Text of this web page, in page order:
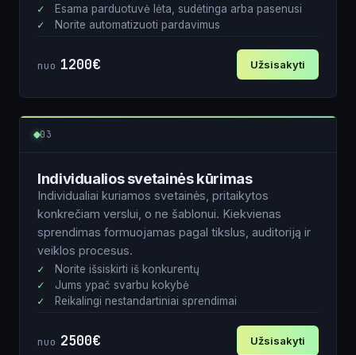
Esama parduotuvė lėta, sudėtinga arba pasenusi
Norite automatizuoti pardavimus
nuo 1200€ Užsisakyti
Vardas
El. paštas
Tel. nr.
03
Individualios svetainės kūrimas
Individualiai kuriamos svetainės, pritaikytos
konkrečiam verslui, o ne šablonui. Kiekvienas
sprendimas formuojamas pagal tikslus, auditoriją ir
veiklos procesus.
Norite išsiskirti iš konkurentų
Jums ypač svarbu kokybė
Reikalingi nestandartiniai sprendimai
nuo 2500€ Užsisakyti